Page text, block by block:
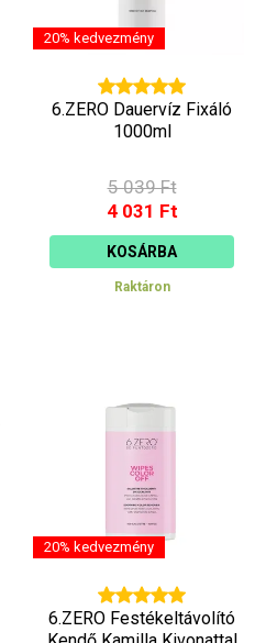
20% kedvezmény
6.ZERO Dauervíz Fixáló
1000ml
5 039 Ft
4 031 Ft
KOSÁRBA
Raktáron
20% kedvezmény
6.ZERO Festékeltávolító